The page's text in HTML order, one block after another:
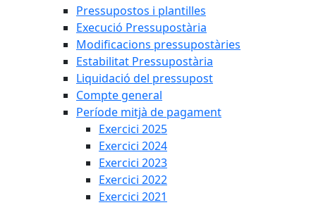
Pressupostos i plantilles
Execució Pressupostària
Modificacions pressupostàries
Estabilitat Pressupostària
Liquidació del pressupost
Compte general
Període mitjà de pagament
Exercici 2025
Exercici 2024
Exercici 2023
Exercici 2022
Exercici 2021